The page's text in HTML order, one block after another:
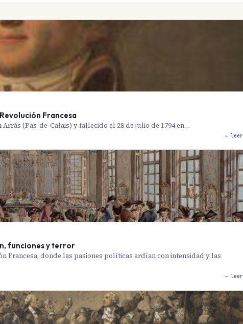
Francesa
Arrás (Pas-de-Calais) y fallecido el 28 de julio de 1794 en…
→ leer
funciones y terror
Francesa, donde las pasiones políticas ardían con intensidad y las
→ leer